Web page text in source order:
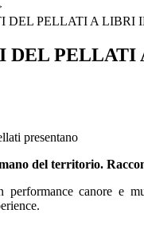
DEL PELLATI A LIBRI
DEL PELLATI
presentano
del territorio.
performance canore e